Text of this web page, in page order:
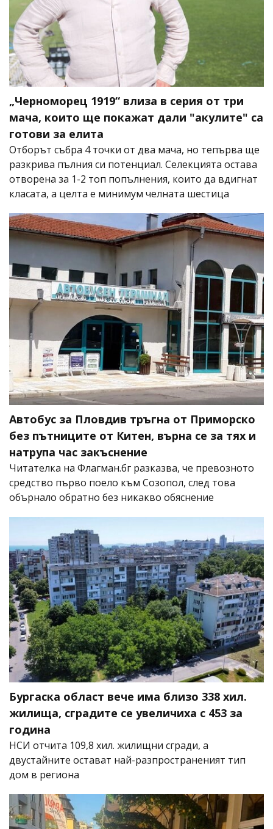
„Черноморец 1919“ влиза в серия от три
мача, които ще покажат дали "акулите" са
готови за елита
Отборът събра 4 точки от два мача, но тепърва ще
разкрива пълния си потенциал. Селекцията остава
отворена за 1-2 топ попълнения, които да вдигнат
класата, а целта е минимум челната шестица
Автобус за Пловдив тръгна от Приморско
без пътниците от Китен, върна се за тях и
натрупа час закъснение
Читателка на Флагман.бг разказва, че превозното
средство първо поело към Созопол, след това
обърнало обратно без никакво обяснение
Бургаска област вече има близо 338 хил.
жилища, сградите се увеличиха с 453 за
година
НСИ отчита 109,8 хил. жилищни сгради, а
двустайните остават най-разпространеният тип
дом в региона